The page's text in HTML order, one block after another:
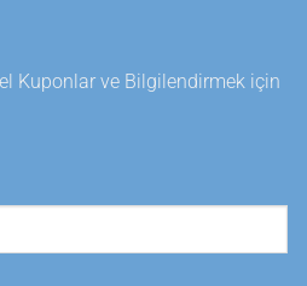
Kuponlar ve Bilgilendirmek için